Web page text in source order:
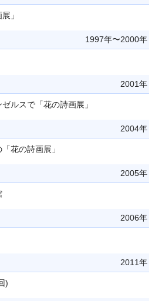
」
1997年〜2000年
2001年
ルスで「花の詩画展」
2004年
花の詩画展」
2005年
2006年
2011年
)